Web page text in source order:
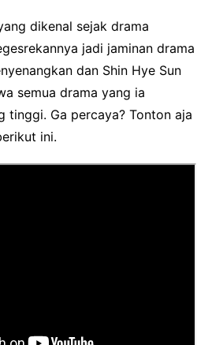
dikenal sejak drama
jadi jaminan drama
dan Shin Hye Sun
semua drama yang ia
tinggi. Ga percaya? Tonton aja
ini.